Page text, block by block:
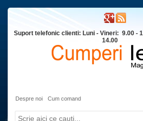
Suport telefonic clienti: Luni - Vineri: 9.00 -
14.00
Despre noi Cum comand